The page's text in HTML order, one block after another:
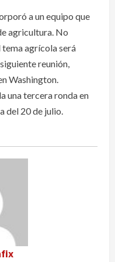
a un equipo que
agricultura. No
agrícola será
reunión,
Washington.
una tercera ronda en
del 20 de julio.